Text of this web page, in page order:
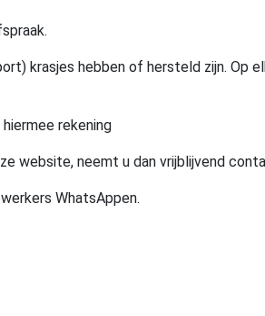
krasjes hebben of hersteld zijn.
rekening
website, neemt u dan vrijblijvend
WhatsAppen.